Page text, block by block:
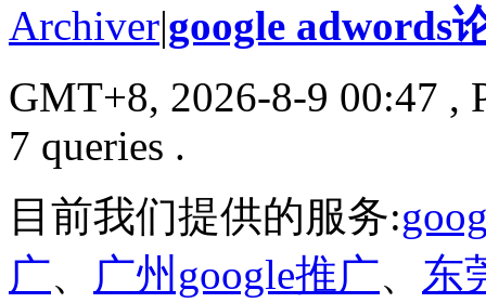
Archiver|google adwords
GMT+8, 2026-8-9 00:47 ,
7 queries .
目前我们提供的服务:
广、 广州google推广、 东